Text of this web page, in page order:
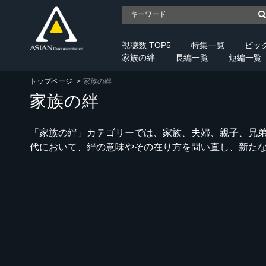
視聴数 TOP5 特集一覧
ピッ
家族の絆
長編一覧 短編一覧
トップページ 家族の絆
家族の絆
「家族の絆」カテゴリーでは、家族、夫婦、親子、
代において、絆の意味やその在り方を問い直し、新た